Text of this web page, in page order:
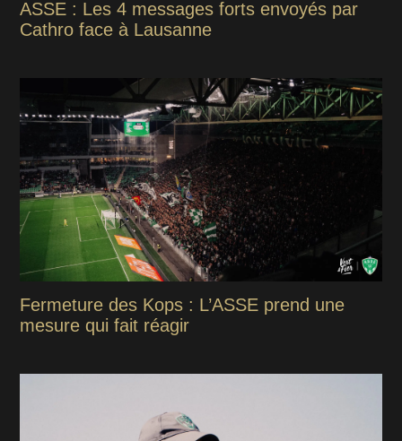
ASSE : Les 4 messages forts envoyés par
Cathro face à Lausanne
Fermeture des Kops : L’ASSE prend une
mesure qui fait réagir